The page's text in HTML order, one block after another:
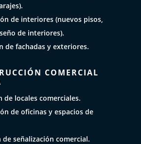
de interiores (nuevos pisos,
de interiores).
de fachadas y exteriores.
COMERCIAL
de locales comerciales.
de oficinas y espacios de
de señalización comercial.